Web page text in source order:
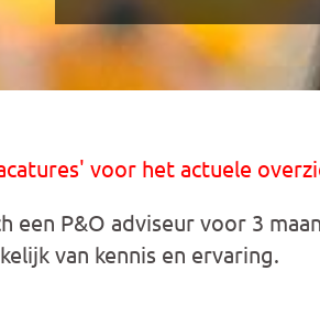
voor het actuele
P&O adviseur voor 3
van kennis en ervaring.